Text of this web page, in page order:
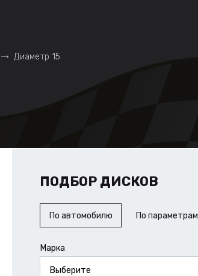
Диаметр 15
ПОДБОР ДИСКОВ
По автомобилю По параметрам
Марка
Выберите